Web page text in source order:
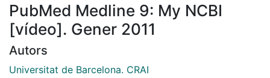
PubMed Medline 9: My NCBI
[vídeo]. Gener 2011
Autors
Universitat de Barcelona. CRAI